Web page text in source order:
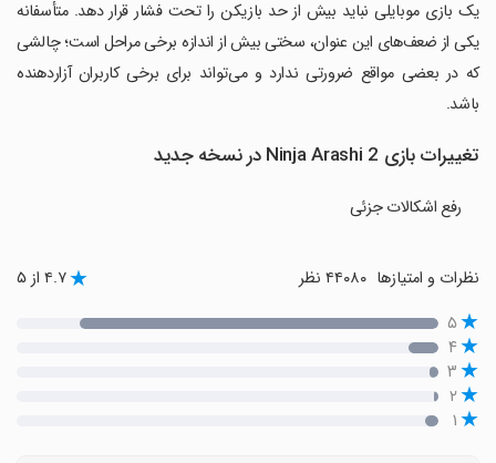
یک بازی موبایلی نباید بیش از حد بازیکن را تحت فشار قرار دهد. متأسفانه
یکی از ضعف‌های این عنوان، سختی بیش از اندازه برخی مراحل است؛ چالشی
که در بعضی مواقع ضرورتی ندارد و می‌تواند برای برخی کاربران آزاردهنده
باشد.
تغییرات بازی Ninja Arashi 2 در نسخه جدید
رفع اشکالات جزئی
نظرات و امتیازها ۴.۷ از ۵
۵
۴
۳
۲
۱